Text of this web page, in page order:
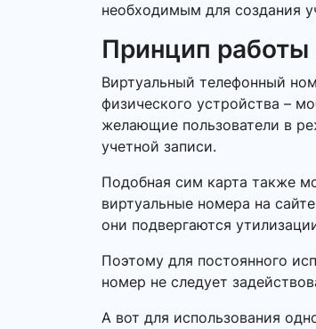
необходимым для создания
Принцип
Виртуальный телефонный
физического устройства –
желающие пользователи в
учетной записи.
Подобная сим карта также
виртуальные номера на
они подвергаются
Поэтому для постоянного
номер не следует
А вот для использования